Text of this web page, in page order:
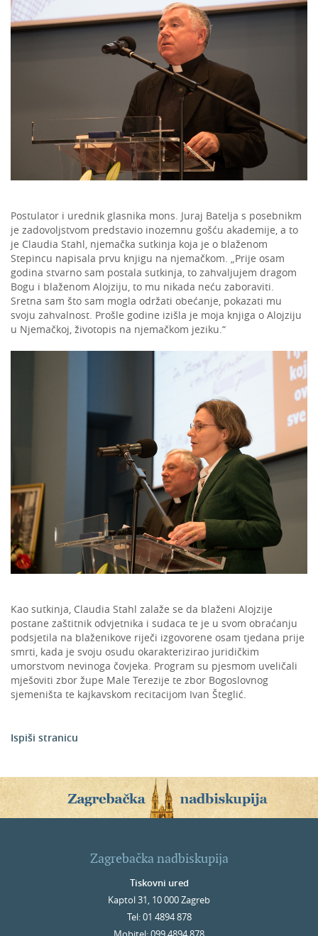
Postulator i urednik glasnika mons. Juraj Batelja s posebnikm
je zadovoljstvom predstavio inozemnu gošću akademije, a to
je Claudia Stahl, njemačka sutkinja koja je o blaženom
Stepincu napisala prvu knjigu na njemačkom. „Prije osam
godina stvarno sam postala sutkinja, to zahvaljujem dragom
Bogu i blaženom Alojziju, to mu nikada neću zaboraviti.
Sretna sam što sam mogla održati obećanje, pokazati mu
svoju zahvalnost. Prošle godine izišla je moja knjiga o Alojziju
u Njemačkoj, životopis na njemačkom jeziku.“
Kao sutkinja, Claudia Stahl zalaže se da blaženi Alojzije
postane zaštitnik odvjetnika i sudaca te je u svom obraćanju
podsjetila na blaženikove riječi izgovorene osam tjedana prije
smrti, kada je svoju osudu okarakterizirao juridičkim
umorstvom nevinoga čovjeka. Program su pjesmom uveličali
mješoviti zbor župe Male Terezije te zbor Bogoslovnog
sjemeništa te kajkavskom recitacijom Ivan Šteglić.
Ispiši stranicu
Zagrebačka nadbiskupija
Tiskovni ured
Kaptol 31, 10 000 Zagreb
Tel: 01 4894 878